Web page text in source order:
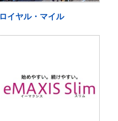
ロイヤル・マイル